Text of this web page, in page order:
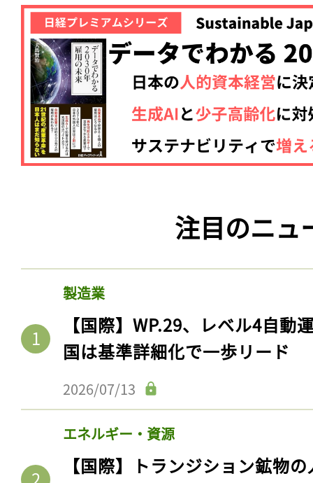
注目のニュ
製造業
【国際】WP.29、レベル4自動
国は基準詳細化で一歩リード
2026/07/13
エネルギー・資源
【国際】トランジション鉱物